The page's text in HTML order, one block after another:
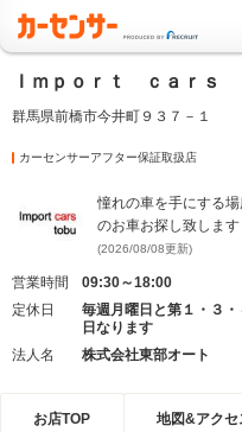
Ｉｍｐｏｒｔ ｃａｒｓ
群馬県前橋市今井町９３７－１
カーセンサーアフター保証取扱店
憧れの車を手にする
のお車お探し致します
(2026/08/08更新)
営業時間
09:30～18:00
定休日
毎週月曜日と第１・３
日なります
法人名
株式会社東部オート
お店TOP 地図&アクセ